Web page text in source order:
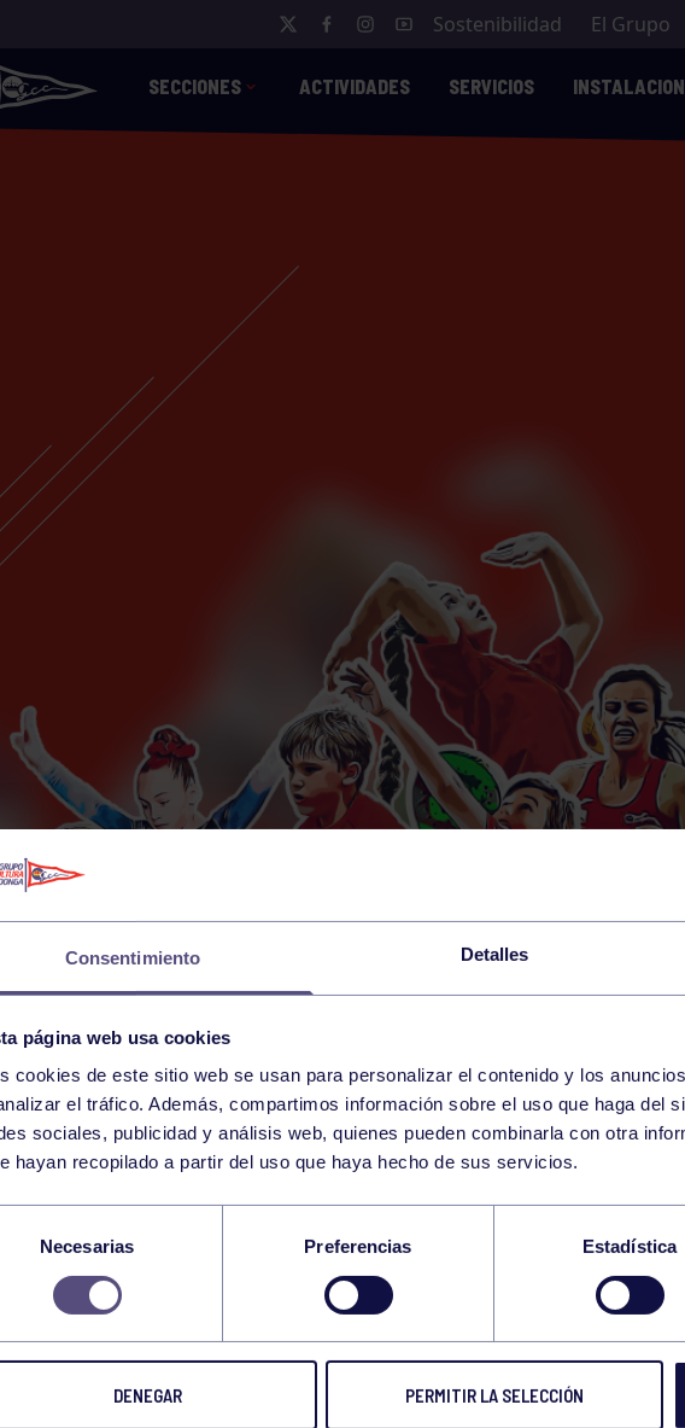
Consentimiento Detalles
página web usa cookies
cookies de este sitio web se usan para personalizar el contenido y los
el tráfico. Además, compartimos información sobre el uso que haga del
sociales, publicidad y análisis web, quienes pueden combinarla con otra
hayan recopilado a partir del uso que haya hecho de sus servicios.
Necesarias Preferencias Estadística
DENEGAR PERMITIR LA SELECCIÓN
Sostenibilidad El Grupo
SECCIONES ACTIVIDADES SERVICIOS
31 WEDNESDAY
DECEMBER
16:30-17:00 GIMNASIO
deportivas 31 DEC 2025